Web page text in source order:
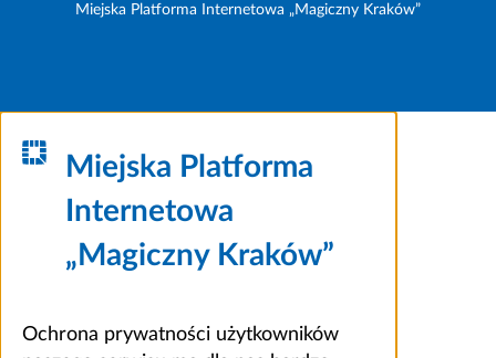
Miejska Platforma Internetowa „Magiczny Kraków”
Miejska Platforma
Internetowa
„Magiczny Kraków”
Ochrona prywatności użytkowników